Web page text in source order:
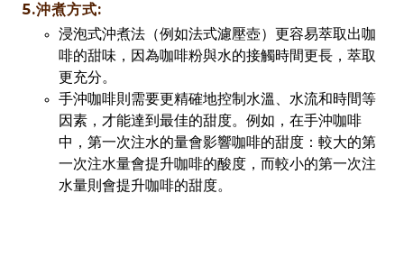
5.沖煮方式:
浸泡式沖煮法（例如法式濾壓壺）更容易萃取出咖
啡的甜味，因為咖啡粉與水的接觸時間更長，萃取
更充分。
手沖咖啡則需要更精確地控制水溫、水流和時間等
因素，才能達到最佳的甜度。例如，在手沖咖啡
中，第一次注水的量會影響咖啡的甜度：較大的第
一次注水量會提升咖啡的酸度，而較小的第一次注
水量則會提升咖啡的甜度。